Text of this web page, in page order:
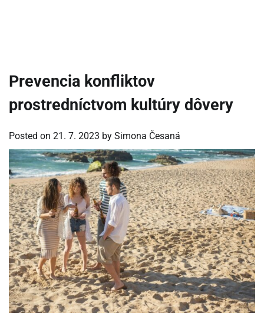
Prevencia konfliktov
prostredníctvom kultúry dôvery
Posted on 21. 7. 2023 by Simona Česaná